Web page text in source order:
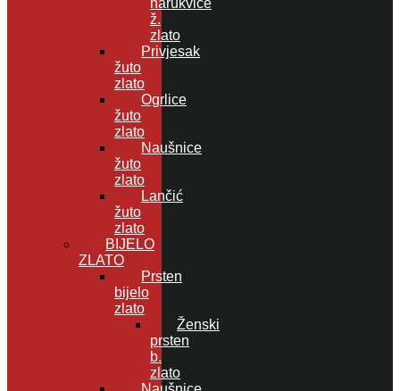
ž.
zlato
Privjesak
žuto
zlato
Ogrlice
žuto
zlato
Naušnice
žuto
zlato
Lančić
žuto
zlato
BIJELO
ZLATO
Prsten
bijelo
zlato
Ženski
prsten
b.
zlato